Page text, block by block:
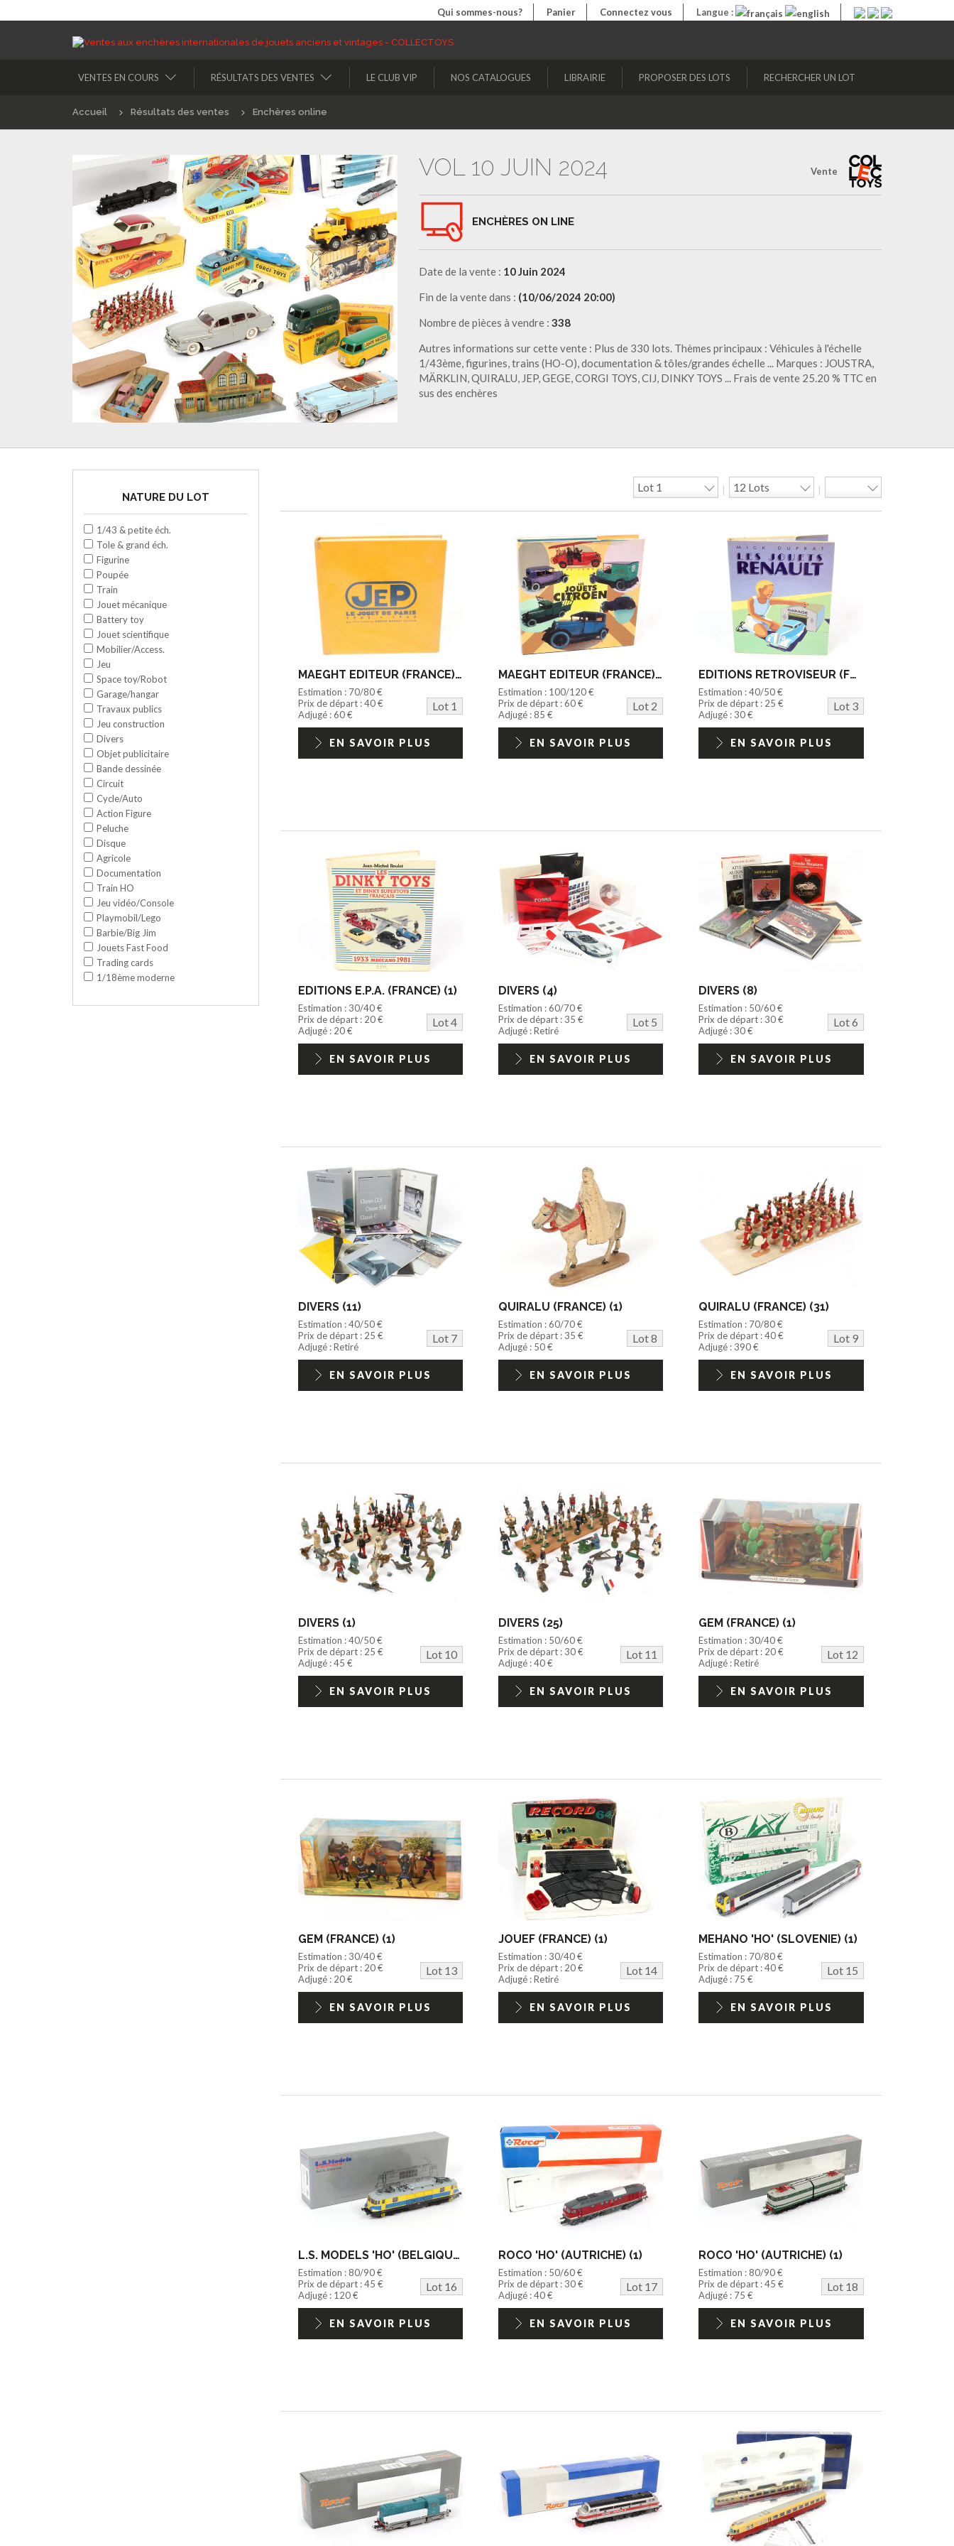
Qui sommes-nous? Panier Connectez vous Langue :
VENTES EN COURS RÉSULTATS DES VENTES LE CLUB VIP NOS CATALOGUES LIBRAIRIE PROPOSER DES LOTS RECHERCHER UN LOT
Accueil Résultats des ventes Enchères online
Vente
VOL 10 JUIN 2024
ENCHÈRES ON LINE
Date de la vente : 10 Juin 2024
Fin de la vente dans : (10/06/2024 20:00)
Nombre de pièces à vendre : 338
Autres informations sur cette vente : Plus de 330 lots. Thèmes principaux : Véhicules à l'échelle
1/43ème, figurines, trains (HO-O), documentation & tôles/grandes échelle ... Marques : JOUSTRA,
MÄRKLIN, QUIRALU, JEP, GEGE, CORGI TOYS, CIJ, DINKY TOYS ... Frais de vente 25.20 % TTC en
sus des enchères
NATURE DU LOT
1/43 & petite éch.
Tole & grand éch.
Figurine
Poupée
Train
Jouet mécanique
Battery toy
Jouet scientifique
Mobilier/Access.
Jeu
Space toy/Robot
Garage/hangar
Travaux publics
Jeu construction
Divers
Objet publicitaire
Bande dessinée
Circuit
Cycle/Auto
Action Figure
Peluche
Disque
Agricole
Documentation
Train HO
Jeu vidéo/Console
Playmobil/Lego
Barbie/Big Jim
Jouets Fast Food
Trading cards
1/18ème moderne
MAEGHT EDITEUR (FRANCE) (1)
Estimation : 70/80 €
Prix de départ : 40 €
Lot 1
Adjugé : 60 €
EN SAVOIR PLUS
MAEGHT EDITEUR (FRANCE) (1)
Estimation : 100/120 €
Prix de départ : 60 €
Lot 2
Adjugé : 85 €
EN SAVOIR PLUS
EDITIONS RETROVISEUR (FRANCE) (1)
Estimation : 40/50 €
Prix de départ : 25 €
Lot 3
Adjugé : 30 €
EN SAVOIR PLUS
EDITIONS E.P.A. (FRANCE) (1)
Estimation : 30/40 €
Prix de départ : 20 €
Lot 4
Adjugé : 20 €
EN SAVOIR PLUS
DIVERS (4)
Estimation : 60/70 €
Prix de départ : 35 €
Lot 5
Adjugé : Retiré
EN SAVOIR PLUS
DIVERS (8)
Estimation : 50/60 €
Prix de départ : 30 €
Lot 6
Adjugé : 30 €
EN SAVOIR PLUS
DIVERS (11)
Estimation : 40/50 €
Prix de départ : 25 €
Lot 7
Adjugé : Retiré
EN SAVOIR PLUS
QUIRALU (FRANCE) (1)
Estimation : 60/70 €
Prix de départ : 35 €
Lot 8
Adjugé : 50 €
EN SAVOIR PLUS
QUIRALU (FRANCE) (31)
Estimation : 70/80 €
Prix de départ : 40 €
Lot 9
Adjugé : 390 €
EN SAVOIR PLUS
DIVERS (1)
Estimation : 40/50 €
Prix de départ : 25 €
Lot 10
Adjugé : 45 €
EN SAVOIR PLUS
DIVERS (25)
Estimation : 50/60 €
Prix de départ : 30 €
Lot 11
Adjugé : 40 €
EN SAVOIR PLUS
GEM (FRANCE) (1)
Estimation : 30/40 €
Prix de départ : 20 €
Lot 12
Adjugé : Retiré
EN SAVOIR PLUS
GEM (FRANCE) (1)
Estimation : 30/40 €
Prix de départ : 20 €
Lot 13
Adjugé : 20 €
EN SAVOIR PLUS
JOUEF (FRANCE) (1)
Estimation : 30/40 €
Prix de départ : 20 €
Lot 14
Adjugé : Retiré
EN SAVOIR PLUS
MEHANO 'HO' (SLOVENIE) (1)
Estimation : 70/80 €
Prix de départ : 40 €
Lot 15
Adjugé : 75 €
EN SAVOIR PLUS
L.S. MODELS 'HO' (BELGIQUE) (1)
Estimation : 80/90 €
Prix de départ : 45 €
Lot 16
Adjugé : 120 €
EN SAVOIR PLUS
ROCO 'HO' (AUTRICHE) (1)
Estimation : 50/60 €
Prix de départ : 30 €
Lot 17
Adjugé : 40 €
EN SAVOIR PLUS
ROCO 'HO' (AUTRICHE) (1)
Estimation : 80/90 €
Prix de départ : 45 €
Lot 18
Adjugé : 75 €
EN SAVOIR PLUS